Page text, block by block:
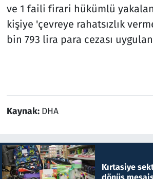
ve 1 faili firari hükümlü
kişiye 'çevreye rahatsızlık
bin 793 lira para cezası
Kaynak: DHA
Kırtasiye